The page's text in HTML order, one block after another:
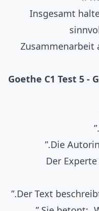
Insgesamt
Zusammenarbeit
Goethe C1 Test 5 -
Die
Der
Der Text